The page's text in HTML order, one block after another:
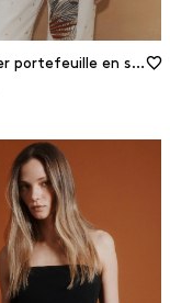
Chemisier portefeuille en soie